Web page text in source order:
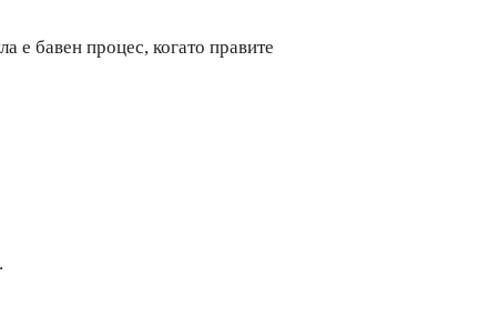
е бавен процес, когато правите